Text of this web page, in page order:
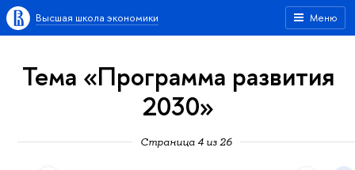
Меню
Высшая школа экономики
Тема «Программа развития
2030»
Страница 4 из 26